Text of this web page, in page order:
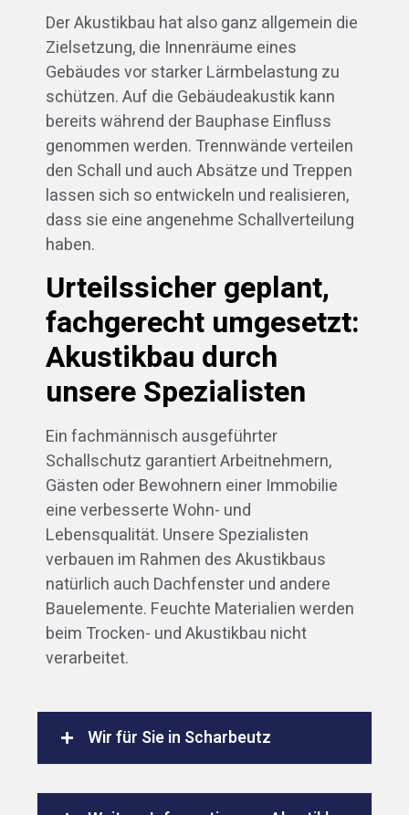
Der Akustikbau hat also ganz allgemein die
Zielsetzung, die Innenräume eines
Gebäudes vor starker Lärmbelastung zu
schützen. Auf die Gebäudeakustik kann
bereits während der Bauphase Einfluss
genommen werden. Trennwände verteilen
den Schall und auch Absätze und Treppen
lassen sich so entwickeln und realisieren,
dass sie eine angenehme Schallverteilung
haben.
Urteilssicher geplant,
fachgerecht umgesetzt:
Akustikbau durch
unsere Spezialisten
Ein fachmännisch ausgeführter
Schallschutz garantiert Arbeitnehmern,
Gästen oder Bewohnern einer Immobilie
eine verbesserte Wohn- und
Lebensqualität. Unsere Spezialisten
verbauen im Rahmen des Akustikbaus
natürlich auch Dachfenster und andere
Bauelemente. Feuchte Materialien werden
beim Trocken- und Akustikbau nicht
verarbeitet.
Wir für Sie in Scharbeutz